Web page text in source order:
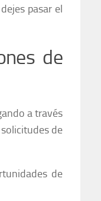
pasar el
de
a través
de
de